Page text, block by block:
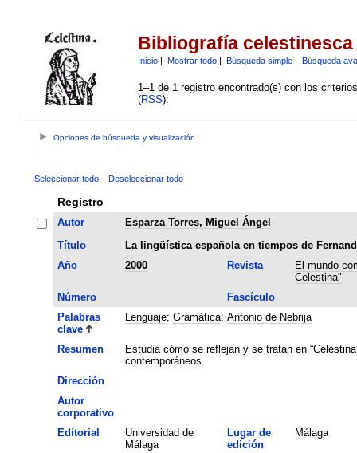
Bibliografía celestinesca
Inicio| Mostrar todo| Búsqueda simple| Búsqueda
1–1 de 1 registro encontrado(s) con los
(RSS):
Opciones de búsqueda y visualización
Seleccionar todo Deseleccionar todo
Registro
Autor
Esparza Torres, Miguel Ángel
Título
La lingüística española en tiempos de
Año
2000 Revista
El mundo
Celestina"
Número
Fascículo
Palabras
clave
Lenguaje; Gramática; Antonio de Nebrija
Resumen
Estudia cómo se reflejan y se tratan en
contemporáneos.
Dirección
Autor
corporativo
Editorial
Universidad de
Málaga
Lugar de
edición
Málaga